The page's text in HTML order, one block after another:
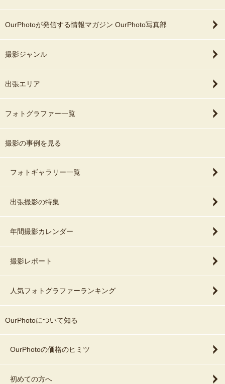
OurPhotoが発信する情報マガジン OurPhoto写真部
撮影ジャンル
出張エリア
フォトグラファー一覧
撮影の事例を見る
フォトギャラリー一覧
出張撮影の特集
年間撮影カレンダー
撮影レポート
人気フォトグラファーランキング
OurPhotoについて知る
OurPhotoの価格のヒミツ
初めての方へ